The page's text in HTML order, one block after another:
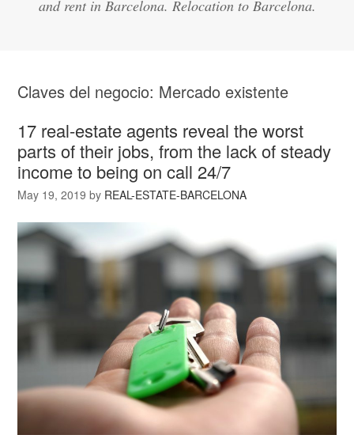
and rent in Barcelona. Relocation to Barcelona.
Claves del negocio: Mercado existente
17 real-estate agents reveal the worst
parts of their jobs, from the lack of steady
income to being on call 24/7
May 19, 2019 by REAL-ESTATE-BARCELONA